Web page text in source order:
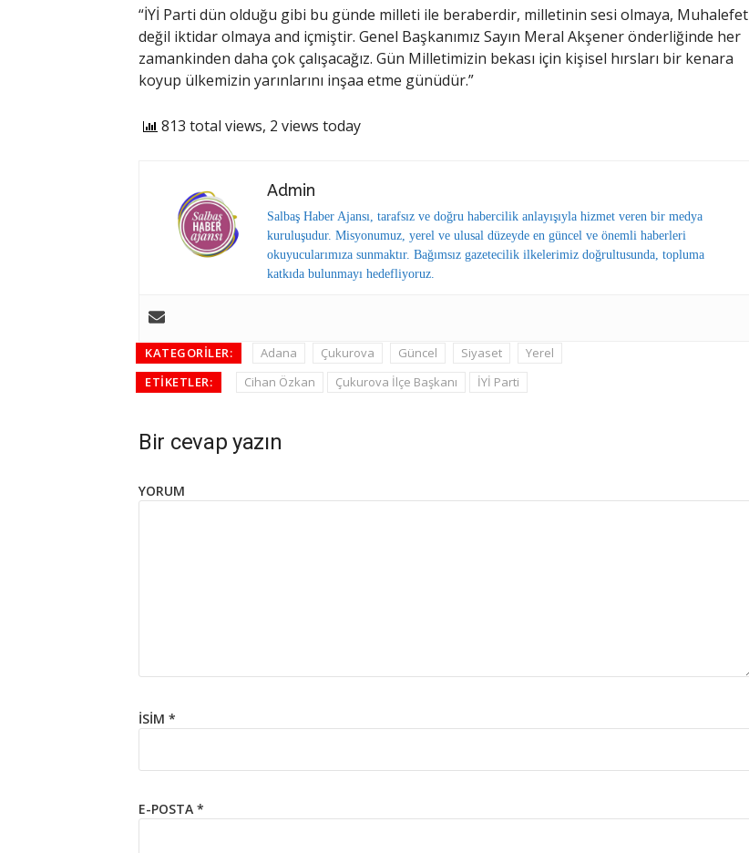
“İYİ Parti dün olduğu gibi bu günde milleti ile beraberdir, milletinin sesi olmaya, Muhalefet
değil iktidar olmaya and içmiştir. Genel Başkanımız Sayın Meral Akşener önderliğinde her
zamankinden daha çok çalışacağız. Gün Milletimizin bekası için kişisel hırsları bir kenara
koyup ülkemizin yarınlarını inşaa etme günüdür.”
813 total views, 2 views today
Admin
Salbaş Haber Ajansı, tarafsız ve doğru habercilik anlayışıyla hizmet veren bir medya
kuruluşudur. Misyonumuz, yerel ve ulusal düzeyde en güncel ve önemli haberleri
okuyucularımıza sunmaktır. Bağımsız gazetecilik ilkelerimiz doğrultusunda, topluma
katkıda bulunmayı hedefliyoruz.
KATEGORILER: Adana Çukurova Güncel Siyaset
Yerel
ETIKETLER:
Cihan Özkan Çukurova İlçe Başkanı İYİ Parti
Bir cevap yazın
YORUM
İSIM *
E-POSTA *